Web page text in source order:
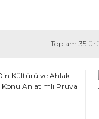
Toplam 35